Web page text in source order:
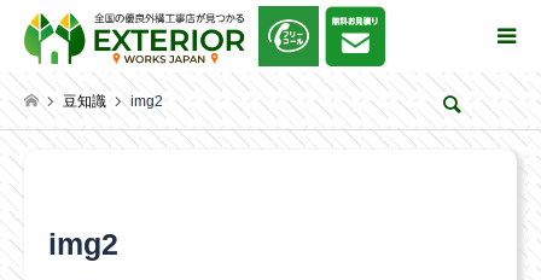
検索
豆知識 img2
img2